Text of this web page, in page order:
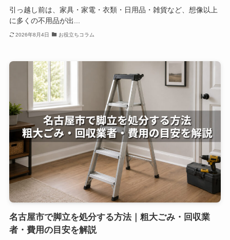
引っ越し前は、家具・家電・衣類・日用品・雑貨など、想像以上
に多くの不用品が出...
2026年8月4日 お役立ちコラム
名古屋市で脚立を処分する方法｜粗大ごみ・回収業
者・費用の目安を解説